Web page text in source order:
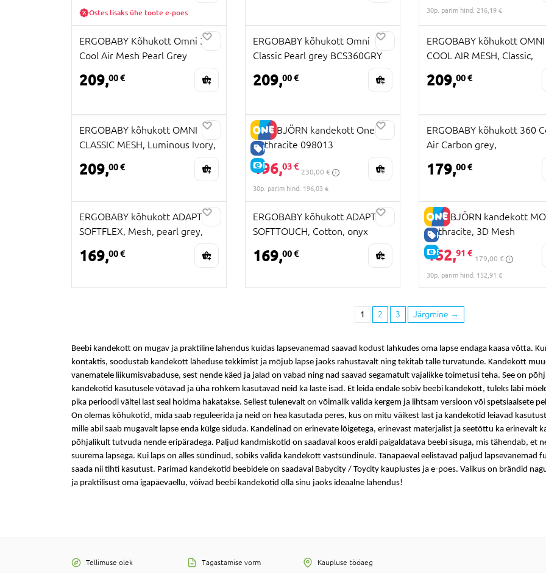
Ostes lisaks ühe toote e-poes 30p. parim hind: 216,19 €
ERGOBABY Kõhukott Omni 360
Cool Air Mesh Pearl Grey
209,00 €
ERGOBABY kõhukott Omni
Classic Pearl grey BCS360GRY
209,00 €
ERGOBABY kõhukott OMNI
COOL AIR MESH, Classic,
209,00 €
ERGOBABY kõhukott OMNI
CLASSIC MESH, Luminous Ivory,
209,00 €
HEA HIND
E-HIND
BABYBJÖRN kandekott One Air
Anthracite 098013
196,03 €
230,00 €
30p. parim hind: 196,03 €
ERGOBABY kõhukott 360
Air Carbon grey,
179,00 €
ERGOBABY kõhukott ADAPT
SOFTFLEX, Mesh, pearl grey,
169,00 €
ERGOBABY kõhukott ADAPT
SOFTTOUCH, Cotton, onyx
169,00 €
HEA HIND
E-HIND
BABYBJÖRN kandekott
Anthracite, 3D Mesh
152,91 €
179,00 €
30p. parim hind: 152,91 €
1 2 3 Järgmine →
Beebi kandekott on mugav ja praktiline lahendus kuidas lapsevanemad saavad kodust lahkudes oma lapse endaga kaasa võtta.
kontaktis, soodustab kandekott läheduse tekkimist ja mõjub lapse jaoks rahustavalt ning tekitab talle turvatunde. Kandekott
vanematele liikumisvabaduse, sest nende käed ja jalad on vabad ning nad saavad segamatult vajalikke toimetusi teha. See on
kandekotid kasutusele võtavad ja üha rohkem kasutavad neid ka laste isad. Et leida endale sobiv beebi kandekott, tuleks läbi
pika perioodi vältel last seal hoidma hakatakse. Sellest tulenevalt on võimalik valida kergem ja lihtsam versioon või spetsiaalsete
On olemas kõhukotid, mida saab reguleerida ja neid on hea kasutada peres, kus on mitu väikest last ja kandekotid leiavad
mille abil saab mugavalt lapse enda külge siduda. Kandelinad on erinevate lõigetega, erinevast materjalist ja seetõttu ka erinevalt
põhjalikult tutvuda nende eripäradega. Paljud kandmiskotid on saadaval koos eraldi paigaldatava beebi sisuga, mis tähendab, et
suurema lapsega. Kui laps on alles sündinud, sobiks valida kandekott vastsündinule. Tänapäeval eelistavad paljud lapsevanemad
saada nii tihti kasutust. Parimad kandekotid beebidele on saadaval Babycity / Toycity kauplustes ja e-poes. Valikus on brändid
ja praktilisust oma igapäevaellu, võivad beebi kandekotid olla sinu jaoks ideaalne lahendus!
Tellimuse olek Tagastamise vorm Kaupluse tööaeg